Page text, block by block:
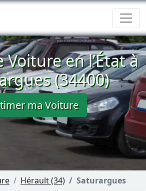
Voiture en l’État à
(34400)
ma Voiture
Hérault (34) Saturargues